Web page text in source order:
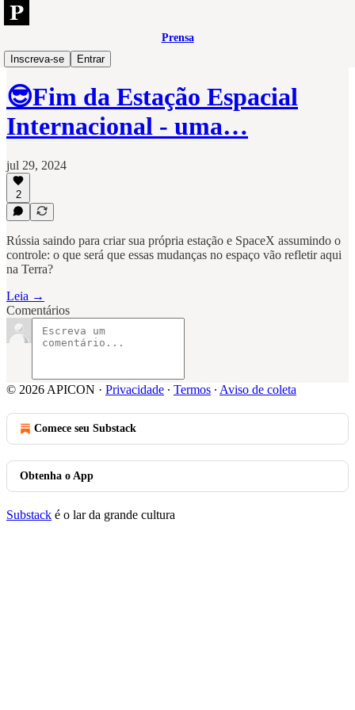
Prensa
Inscreva-se
Entrar
Tech
😎Fim da Estação Espacial
Internacional - uma…
jul 29, 2024
2
Rússia saindo para criar sua própria estação e SpaceX assumindo o
controle: o que será que essas mudanças no espaço vão refletir aqui
na Terra?
Leia →
Comentários
© 2026 APICON · Privacidade ∙ Termos ∙ Aviso de coleta
Comece seu Substack
Obtenha o App
Substack é o lar da grande cultura